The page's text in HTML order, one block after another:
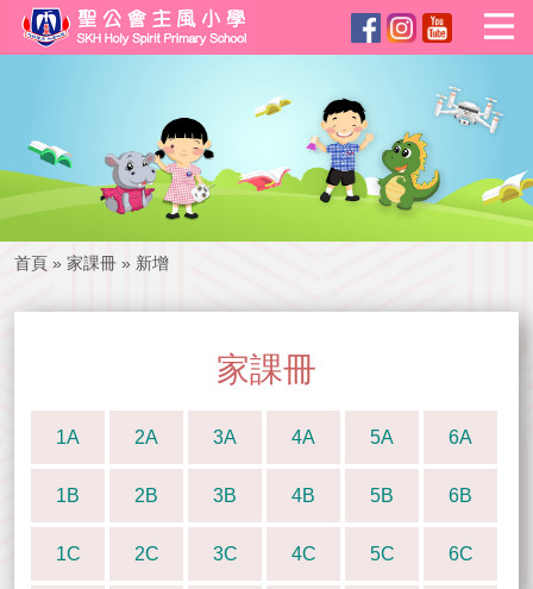
首頁 » 家課冊 » 新增
家課冊
1A 2A 3A 4A 5A 6A
1B 2B 3B 4B 5B 6B
1C 2C 3C 4C 5C 6C